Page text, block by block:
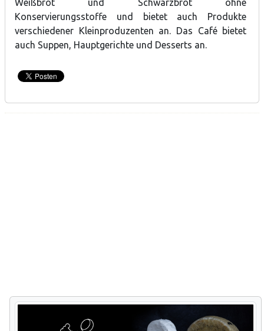
Weißbrot und Schwarzbrot ohne
Konservierungsstoffe und bietet auch Produkte
verschiedener Kleinproduzenten an. Das Café bietet
auch Suppen, Hauptgerichte und Desserts an.